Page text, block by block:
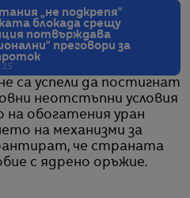
„не подкрепя“
блокада срещу
потвърждава
преговори за
са успели да постигнат
неотстъпни условия
на обогатения уран
на механизми за
че страната
с ядрено оръжие.